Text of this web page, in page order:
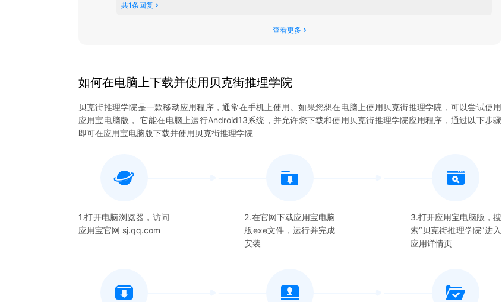
共1条回复
查看更多
如何在电脑上下载并使用 贝克街推理学院
贝克街推理学院是一款移动应用程序，通常在手机上使用。如果您想在电脑上使用贝克街推理学院 ，可以尝试使用
应用宝电脑版， 它能在电脑上运行Android13系统，并允许您下载和使用贝克街推理学院应用程序，通过以下步骤
即可在应用宝电脑版下载并使用贝克街推理学院
1.打开电脑浏览器，访问
应用宝官网 sj.qq.com
2.在官网下载应用宝电脑
版exe文件，运行并完成
安装
3.打开应用宝电脑版，搜
索“贝克街推理学院”进入
应用详情页